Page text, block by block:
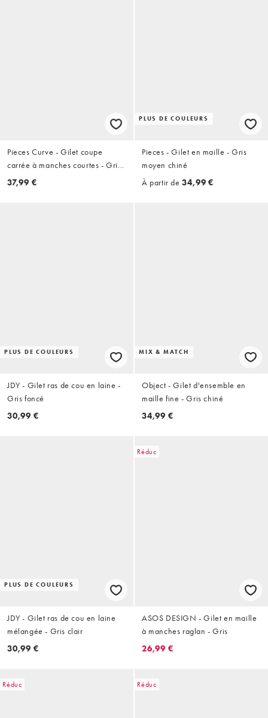
Pieces Curve - Gilet coupe
carrée à manches courtes - Gris
chiné moyen
37,99 €
PLUS DE COULEURS
Pieces - Gilet en maille - Gris
moyen chiné
À partir de 34,99 €
PLUS DE COULEURS
JDY - Gilet ras de cou en laine -
Gris foncé
30,99 €
MIX & MATCH
Object - Gilet d'ensemble en
maille fine - Gris chiné
34,99 €
PLUS DE COULEURS
JDY - Gilet ras de cou en laine
mélangée - Gris clair
30,99 €
Réduc
ASOS DESIGN - Gilet en maille
à manches raglan - Gris
26,99 €
Réduc Réduc